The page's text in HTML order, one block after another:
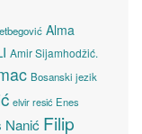
Alma
Amir Sijamhodžić.
Bosanski jezik
elvir resić Enes
Nanić Filip